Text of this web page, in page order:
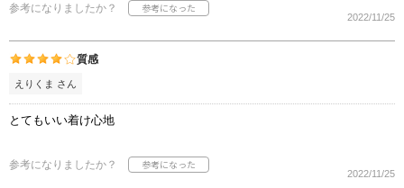
参考になりましたか？
2022/11/25
質感
えりくま さん
とてもいい着け心地
参考になりましたか？
2022/11/25